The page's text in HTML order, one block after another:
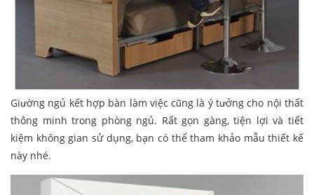
Giường ngủ kết hợp bàn làm việc cũng là ý tưởng cho nội thất
thông minh trong phòng ngủ. Rất gọn gàng, tiện lợi và tiết
kiệm không gian sử dụng, bạn có thể tham khảo mẫu thiết kế
này nhé.